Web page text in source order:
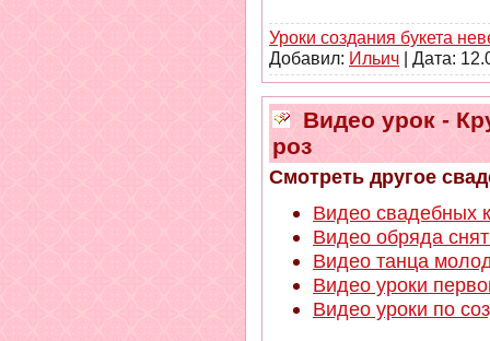
Уроки создания букета
Добавил: Ильич | Дата:
Видео урок -
роз
Смотреть другое
Видео свадебных
Видео обряда
Видео танца
Видео уроки
Видео уроки по